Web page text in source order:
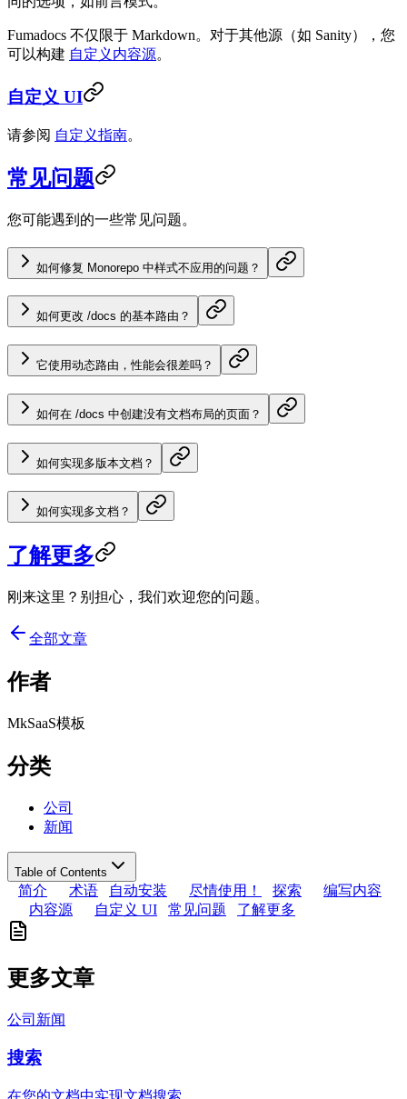
Fumadocs 不仅限于 Markdown。对于其他源（如 Sanity），您
可以构建 自定义内容源。
自定义 UI
请参阅 自定义指南。
常见问题
您可能遇到的一些常见问题。
如何修复 Monorepo 中样式不应用的问题？
如何更改 /docs 的基本路由？
它使用动态路由，性能会很差吗？
如何在 /docs 中创建没有文档布局的页面？
如何实现多版本文档？
如何实现多文档？
了解更多
刚来这里？别担心，我们欢迎您的问题。
全部文章
作者
MkSaaS模板
分类
公司
新闻
Table of Contents
简介 术语 自动安装 尽情使用！ 探索
编写内容
内容源
自定义 UI 常见问题 了解更多
更多文章
公司 新闻
搜索
在您的文档中实现文档搜索